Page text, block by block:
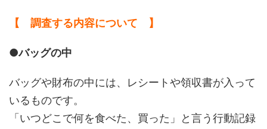
【 調査する内容について 】
●バッグの中
バッグや財布の中には、レシートや領収書が入って
いるものです。
「いつどこで何を食べた、買った」と言う行動記録